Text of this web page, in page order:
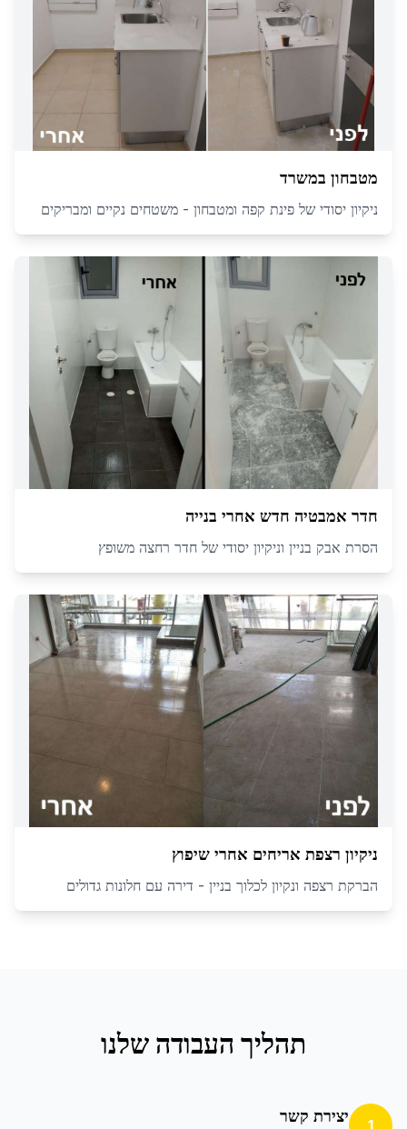
מטבחון במשרד
ניקיון יסודי של פינת קפה ומטבחון - משטחים נקיים ומבריקים
חדר אמבטיה חדש אחרי בנייה
הסרת אבק בניין וניקיון יסודי של חדר רחצה משופץ
ניקיון רצפת אריחים אחרי שיפוץ
הברקת רצפה ונקיון לכלוך בניין - דירה עם חלונות גדולים
תהליך העבודה שלנו
1 יצירת קשר